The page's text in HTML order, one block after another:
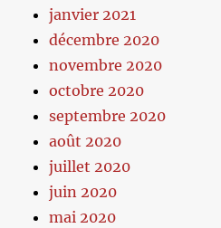
janvier 2021
décembre 2020
novembre 2020
octobre 2020
septembre 2020
août 2020
juillet 2020
juin 2020
mai 2020